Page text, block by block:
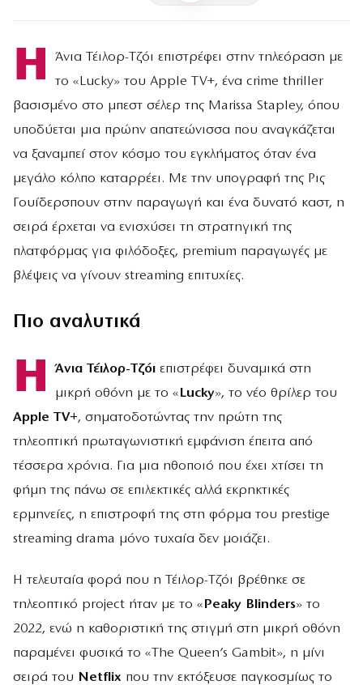
Η
Άνια Τέιλορ-Τζόι επιστρέφει στην τηλεόραση με
το «Lucky» του Apple TV+, ένα crime thriller
βασισμένο στο μπεστ σέλερ της Marissa Stapley, όπου
υποδύεται μια πρώην απατεώνισσα που αναγκάζεται
να ξαναμπεί στον κόσμο του εγκλήματος όταν ένα
μεγάλο κόλπο καταρρέει. Με την υπογραφή της Ρις
Γουίδερσπουν στην παραγωγή και ένα δυνατό καστ, η
σειρά έρχεται να ενισχύσει τη στρατηγική της
πλατφόρμας για φιλόδοξες, premium παραγωγές με
βλέψεις να γίνουν streaming επιτυχίες.
Πιο αναλυτικά
Η Άνια Τέιλορ-Τζόιεπιστρέφει δυναμικά στη
μικρή οθόνη με το « Lucky», το νέο θρίλερ του
Apple TV+, σηματοδοτώντας την πρώτη της
τηλεοπτική πρωταγωνιστική εμφάνιση έπειτα από
τέσσερα χρόνια. Για μια ηθοποιό που έχει χτίσει τη
φήμη της πάνω σε επιλεκτικές αλλά εκρηκτικές
ερμηνείες, η επιστροφή της στη φόρμα του prestige
streaming drama μόνο τυχαία δεν μοιάζει.
Η τελευταία φορά που η Τέιλορ-Τζόι βρέθηκε σε
τηλεοπτικό project ήταν με το « Peaky Blinders» το
2022, ενώ η καθοριστική της στιγμή στη μικρή οθόνη
παραμένει φυσικά το «The Queen’s Gambit», η μίνι
σειρά του Netflix που την εκτόξευσε παγκοσμίως το